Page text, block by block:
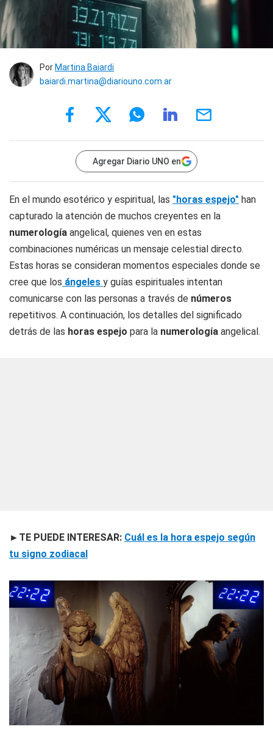
Por Martina Baiardi
baiardi.martina@diariouno.com.ar
Agregar Diario UNO en
En el mundo esotérico y espiritual, las "horas espejo" han
capturado la atención de muchos creyentes en la
numerología angelical, quienes ven en estas
combinaciones numéricas un mensaje celestial directo.
Estas horas se consideran momentos especiales donde se
cree que los ángeles y guías espirituales intentan
comunicarse con las personas a través de números
repetitivos. A continuación, los detalles del significado
detrás de las horas espejo para la numerología angelical.
►TE PUEDE INTERESAR: Cuál es la hora espejo según
tu signo zodiacal